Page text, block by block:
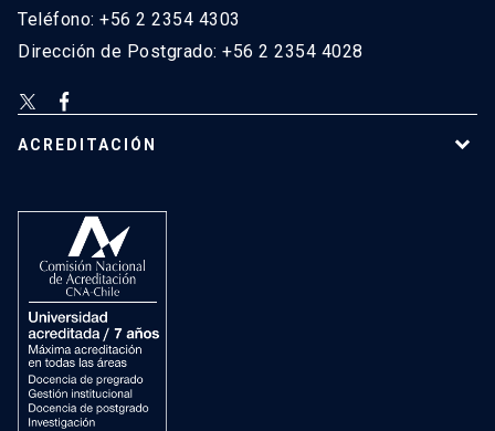
Teléfono: +56 2 2354 4303
Dirección de Postgrado: +56 2 2354 4028
ACREDITACIÓN